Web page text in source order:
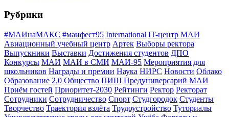
Рубрики
#МАИнаМАКС #маифест95 International IT-центр МАИ
Авиационный учебный центр Артек Выборы ректора
Выпускники Выставки Достижения студентов ДПО
Конкурсы МАИ МАИ в СМИ МАИ-95 Мероприятия для
школьников Награды и премии Наука НИРС Новости Облако
Образование 2.0 Общество ПИШ Предуниверсарий МАИ
Приём гостей Приоритет-2030 Рейтинги Ректор Ректорат
Сотрудники Сотрудничество Спорт Студгородок Студенты
Творчество Траектория взлёта Трудоустройство Туториалы